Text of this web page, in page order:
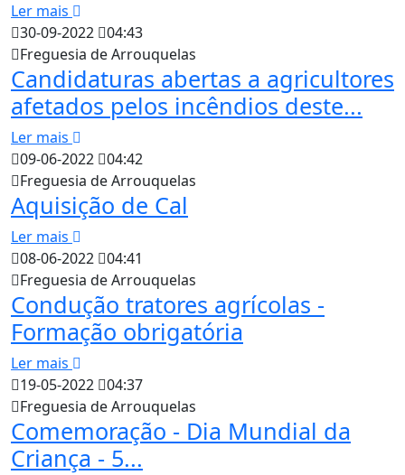
Ler mais
30-09-2022
04:43
Freguesia de Arrouquelas
Candidaturas abertas a agricultores
afetados pelos incêndios deste...
Ler mais
09-06-2022
04:42
Freguesia de Arrouquelas
Aquisição de Cal
Ler mais
08-06-2022
04:41
Freguesia de Arrouquelas
Condução tratores agrícolas -
Formação obrigatória
Ler mais
19-05-2022
04:37
Freguesia de Arrouquelas
Comemoração - Dia Mundial da
Criança - 5...